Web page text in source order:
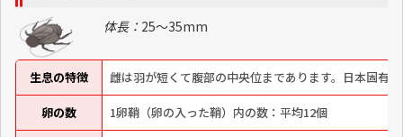
体長： 25～35mm
生息の特徴 雌は羽が短くて腹部の中央位まであります。日本固有
卵の数 1卵鞘（卵の入った鞘）内の数：平均12個